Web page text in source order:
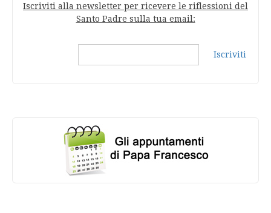
Iscriviti alla newsletter per ricevere le riflessioni del
Santo Padre sulla tua email:
Iscriviti